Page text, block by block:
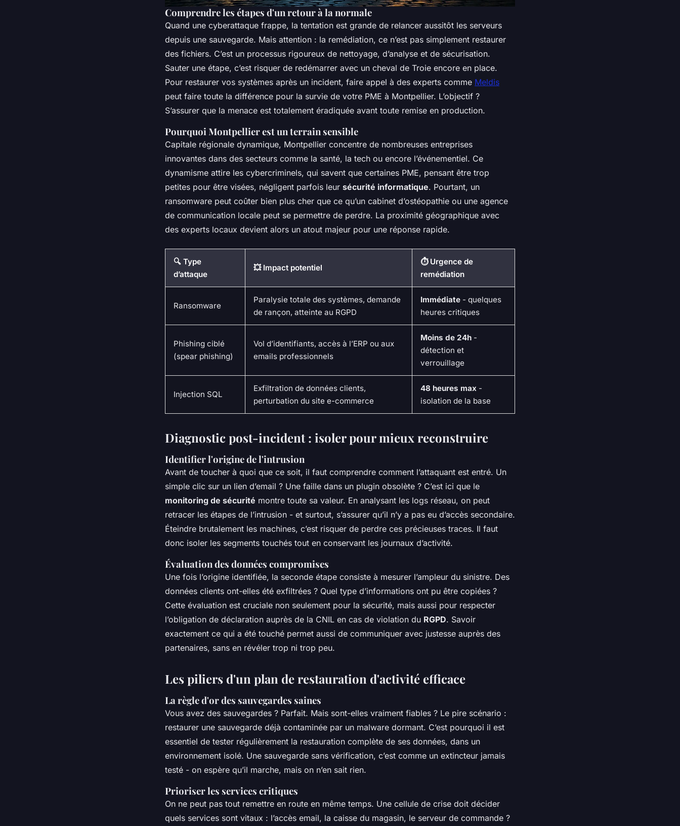
Comprendre les étapes d'un retour à la normale
Quand une cyberattaque frappe, la tentation est grande de relancer aussitôt les serveurs
depuis une sauvegarde. Mais attention : la remédiation, ce n’est pas simplement restaurer
des fichiers. C’est un processus rigoureux de nettoyage, d’analyse et de sécurisation.
Sauter une étape, c’est risquer de redémarrer avec un cheval de Troie encore en place.
Pour restaurer vos systèmes après un incident, faire appel à des experts comme Meldis
peut faire toute la différence pour la survie de votre PME à Montpellier. L’objectif ?
S’assurer que la menace est totalement éradiquée avant toute remise en production.
Pourquoi Montpellier est un terrain sensible
Capitale régionale dynamique, Montpellier concentre de nombreuses entreprises
innovantes dans des secteurs comme la santé, la tech ou encore l’événementiel. Ce
dynamisme attire les cybercriminels, qui savent que certaines PME, pensant être trop
petites pour être visées, négligent parfois leur sécurité informatique. Pourtant, un
ransomware peut coûter bien plus cher que ce qu’un cabinet d’ostéopathie ou une agence
de communication locale peut se permettre de perdre. La proximité géographique avec
des experts locaux devient alors un atout majeur pour une réponse rapide.
🔍 Type
d’attaque
💥 Impact potentiel
⏱ Urgence de
remédiation
Ransomware
Paralysie totale des systèmes, demande
de rançon, atteinte au RGPD
Immédiate - quelques
heures critiques
Phishing ciblé
(spear phishing)
Vol d’identifiants, accès à l’ERP ou aux
emails professionnels
Moins de 24h -
détection et
verrouillage
Injection SQL
Exfiltration de données clients,
perturbation du site e-commerce
48 heures max -
isolation de la base
Diagnostic post-incident : isoler pour mieux reconstruire
Identifier l'origine de l'intrusion
Avant de toucher à quoi que ce soit, il faut comprendre comment l’attaquant est entré. Un
simple clic sur un lien d’email ? Une faille dans un plugin obsolète ? C’est ici que le
monitoring de sécurité montre toute sa valeur. En analysant les logs réseau, on peut
retracer les étapes de l’intrusion - et surtout, s’assurer qu’il n’y a pas eu d’accès secondaire.
Éteindre brutalement les machines, c’est risquer de perdre ces précieuses traces. Il faut
donc isoler les segments touchés tout en conservant les journaux d’activité.
Évaluation des données compromises
Une fois l’origine identifiée, la seconde étape consiste à mesurer l’ampleur du sinistre. Des
données clients ont-elles été exfiltrées ? Quel type d’informations ont pu être copiées ?
Cette évaluation est cruciale non seulement pour la sécurité, mais aussi pour respecter
l’obligation de déclaration auprès de la CNIL en cas de violation du RGPD. Savoir
exactement ce qui a été touché permet aussi de communiquer avec justesse auprès des
partenaires, sans en révéler trop ni trop peu.
Les piliers d'un plan de restauration d'activité efficace
La règle d'or des sauvegardes saines
Vous avez des sauvegardes ? Parfait. Mais sont-elles vraiment fiables ? Le pire scénario :
restaurer une sauvegarde déjà contaminée par un malware dormant. C’est pourquoi il est
essentiel de tester régulièrement la restauration complète de ses données, dans un
environnement isolé. Une sauvegarde sans vérification, c’est comme un extincteur jamais
testé - on espère qu’il marche, mais on n’en sait rien.
Prioriser les services critiques
On ne peut pas tout remettre en route en même temps. Une cellule de crise doit décider
quels services sont vitaux : l’accès email, la caisse du magasin, le serveur de commande ?